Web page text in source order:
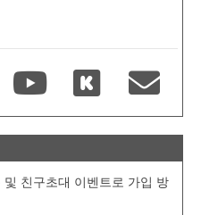
친구초대 이벤트로 가입 방